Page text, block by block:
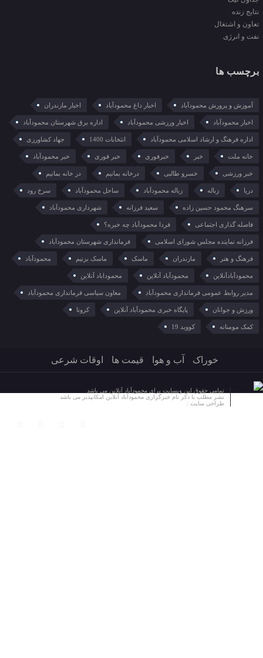
نتایج زنده
تعاون و اشتغال
نفت و انرژی
برچسب ها
آموزش و پرورش محمودآباد اخبار داغ محمودآباد اخبار مازندران
اخبار محمودآباد اخبار ورزشی محمودآباد اداره برق شهرستان محمودآباد
اداره فرهنگ و ارشاد اسلامی محمودآباد انتخابات 1400 جهاد کشاورزی
خانه ملت خبر خبرفوری خبر فوری خبر محمودآباد
خبر ورزشی خسرو طالبی درخانه بمانیم در خانه بمانیم
دریا زباله زباله محمودآباد ساحل محمودآباد سرخ رود
سرهنگ محمود حسین زاده سعید فرزانه شهرداری محمودآباد
فاصله گذاری اجتماعی فردا محمودآباد چه خبره؟
فرزانه نماینده مجلس شورای اسلامی فرمانداری شهرستان محمودآباد
فرهنگ و هنر مازندران ماسک ماسک بزنیم محمودآباد
محمودآبادآنلاین محمودآباد آنلاین محموداباد آنلاین
مدیر روابط عمومی فرمانداری محمودآباد معاون سیاسی فرمانداری محمودآباد
ورزش و جوانان پایگاه خبری محمودآباد آنلاین کرونا
کمک مومنانه کووید 19
خوراک آب و هوا قیمت ها اوقات شرعی
تمامی حقوق این وبسایت برای محمودآباد آنلاین می باشد
نشر مطلب با ذکر نام خبرگزاری محمودآباد آنلاین امکانپذیر می باشد
طراحی سایت :